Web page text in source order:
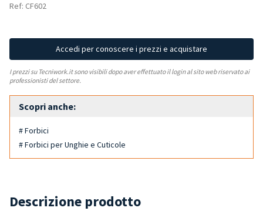
Ref: CF602
Accedi per conoscere i prezzi e acquistare
I prezzi su Tecniwork.it sono visibili dopo aver effettuato il login al sito web riservato ai
professionisti del settore.
Scopri anche:
# Forbici
# Forbici per Unghie e Cuticole
Descrizione prodotto